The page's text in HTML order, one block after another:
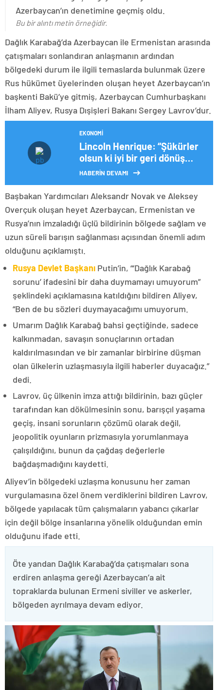
Azerbaycan’ın denetimine geçmiş oldu.
Bu bir alıntı metin örneğidir.
Dağlık Karabağ’da Azerbaycan ile Ermenistan arasında
çatışmaları sonlandıran anlaşmanın ardından
bölgedeki durum ile ilgili temaslarda bulunmak üzere
Rus hükümet üyelerinden oluşan heyet Azerbaycan’ın
başkenti Bakü’ye gitmiş, Azerbaycan Cumhurbaşkanı
İlham Aliyev, Rusya Dışişleri Bakanı Sergey Lavrov’dur.
EKONOMI
Lincoln Henrique: “Şükürler
olsun ki iyi bir geri dönüş
yaptım”
HABERİN DEVAMI
Başbakan Yardımcıları Aleksandr Novak ve Aleksey
Overçuk oluşan heyet Azerbaycan, Ermenistan ve
Rusya’nın imzaladığı üçlü bildirinin bölgede sağlam ve
uzun süreli barışın sağlanması açısından önemli adım
olduğunu açıklamıştı.
Rusya Devlet Başkanı Putin’in, “‘Dağlık Karabağ
sorunu’ ifadesini bir daha duymamayı umuyorum”
şeklindeki açıklamasına katıldığını bildiren Aliyev,
“Ben de bu sözleri duymayacağımı umuyorum.
Umarım Dağlık Karabağ bahsi geçtiğinde, sadece
kalkınmadan, savaşın sonuçlarının ortadan
kaldırılmasından ve bir zamanlar birbirine düşman
olan ülkelerin uzlaşmasıyla ilgili haberler duyacağız.”
dedi.
Lavrov, üç ülkenin imza attığı bildirinin, bazı güçler
tarafından kan dökülmesinin sonu, barışçıl yaşama
geçiş, insani sorunların çözümü olarak değil,
jeopolitik oyunların prizmasıyla yorumlanmaya
çalışıldığını, bunun da çağdaş değerlerle
bağdaşmadığını kaydetti.
Aliyev’in bölgedeki uzlaşma konusunu her zaman
vurgulamasına özel önem verdiklerini bildiren Lavrov,
bölgede yapılacak tüm çalışmaların yabancı çıkarlar
için değil bölge insanlarına yönelik olduğundan emin
olduğunu ifade etti.
Öte yandan Dağlık Karabağ’da çatışmaları sona
erdiren anlaşma gereği Azerbaycan’a ait
topraklarda bulunan Ermeni siviller ve askerler,
bölgeden ayrılmaya devam ediyor.